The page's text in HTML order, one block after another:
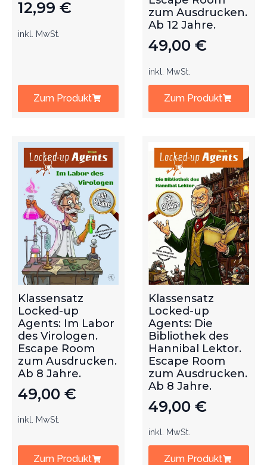
12,99 €
inkl. MwSt.
Zum Produkt
zum Ausdrucken.
Ab 12 Jahre.
49,00 €
inkl. MwSt.
Zum Produkt
Klassensatz
Locked-up
Agents: Im Labor
des Virologen.
Escape Room
zum Ausdrucken.
Ab 8 Jahre.
49,00 €
inkl. MwSt.
Zum Produkt
Klassensatz
Locked-up
Agents: Die
Bibliothek des
Hannibal Lektor.
Escape Room
zum Ausdrucken.
Ab 8 Jahre.
49,00 €
inkl. MwSt.
Zum Produkt